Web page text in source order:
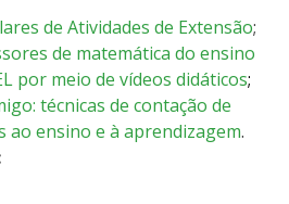
de Atividades de Extensão;
de matemática do ensino
por meio de vídeos didáticos;
técnicas de contação de
ao ensino e à aprendizagem.